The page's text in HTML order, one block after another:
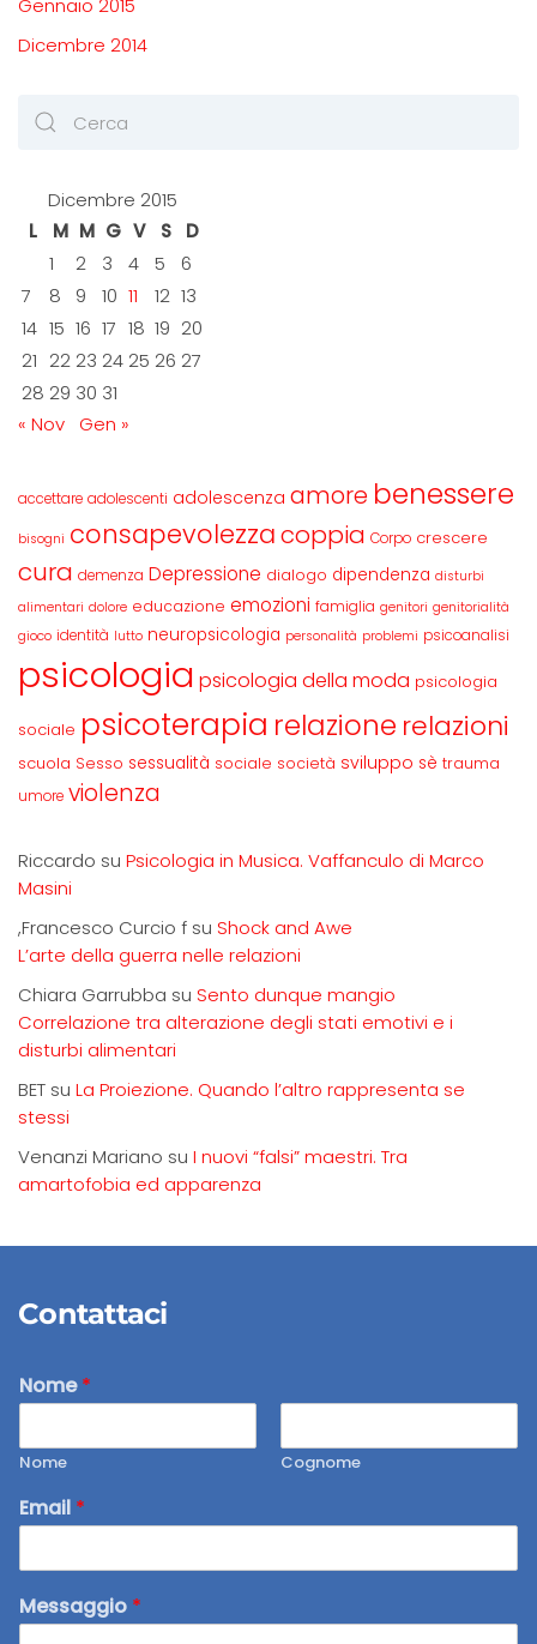
Gennaio 2015
Dicembre 2014
Dicembre 2015
L
M M G V S
D
1
2 3 4 5
6
7
8 9 10 11 12 13
14 15 16 17 18 19 20
21 22 23 24 25 26 27
28 29 30 31
« Nov
Gen »
accettare adolescenti adolescenza amore benessere
bisogni consapevolezzacoppia Corpo crescere
cura demenza Depressione dialogo dipendenza disturbi
alimentari dolore educazione emozioni famiglia genitori genitorialità
gioco identità lutto neuropsicologia personalità problemi psicoanalisi
psicologia psicologia della moda psicologia
sociale psicoterapia relazione relazioni
scuola Sesso sessualità sociale società sviluppo sè trauma
umore violenza
Riccardo su Psicologia in Musica. Vaffanculo di Marco
Masini
,Francesco Curcio f su Shock and Awe
L’arte della guerra nelle relazioni
Chiara Garrubba su Sento dunque mangio
Correlazione tra alterazione degli stati emotivi e i
disturbi alimentari
BET su La Proiezione. Quando l’altro rappresenta se
stessi
Venanzi Mariano su I nuovi “falsi” maestri. Tra
amartofobia ed apparenza
Contattaci
Nome*
Nome Cognome
Email *
Messaggio *